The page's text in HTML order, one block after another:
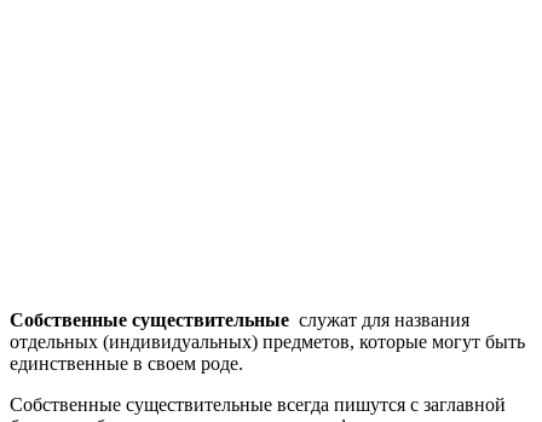
Собственные существительные служат для названия
отдельных (индивидуальных) предметов, которые могут быть
единственные в своем роде.
Собственные существительные всегда пишутся с заглавной